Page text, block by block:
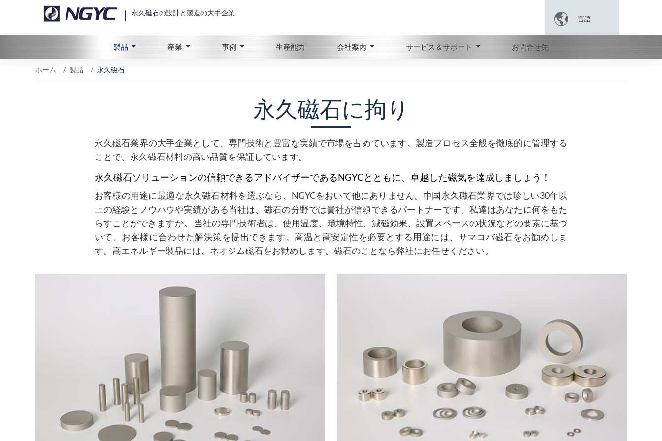
永久磁石の設計と製造の大手企業  言語
製品 産業 事例 生産能力 会社案内 サービス＆サポート お問合せ先
ホーム 製品 永久磁石
永久磁石に拘り
永久磁石業界の大手企業として、専門技術と豊富な実績で市場を占めています。製造プロセス全般を徹底的に管理する
ことで、永久磁石材料の高い品質を保証しています。
永久磁石ソリューションの信頼できるアドバイザーであるNGYCとともに、卓越した磁気を達成しましょう！
お客様の用途に最適な永久磁石材料を選ぶなら、NGYCをおいて他にありません。中国永久磁石業界では珍しい30年以
上の経験とノウハウや実績がある当社は、磁石の分野では貴社が信頼できるパートナーです。私達はあなたに何をもた
らすことができますか。 当社の専門技術者は、使用温度、環境特性、減磁効果、設置スペースの状況などの要素に基づ
いて、お客様に合わせた解決策を提出できます。高温と高安定性を必要とする用途には、サマコバ磁石をお勧めしま
す。高エネルギー製品には、ネオジム磁石をお勧めします。磁石のことなら弊社にお任せください。